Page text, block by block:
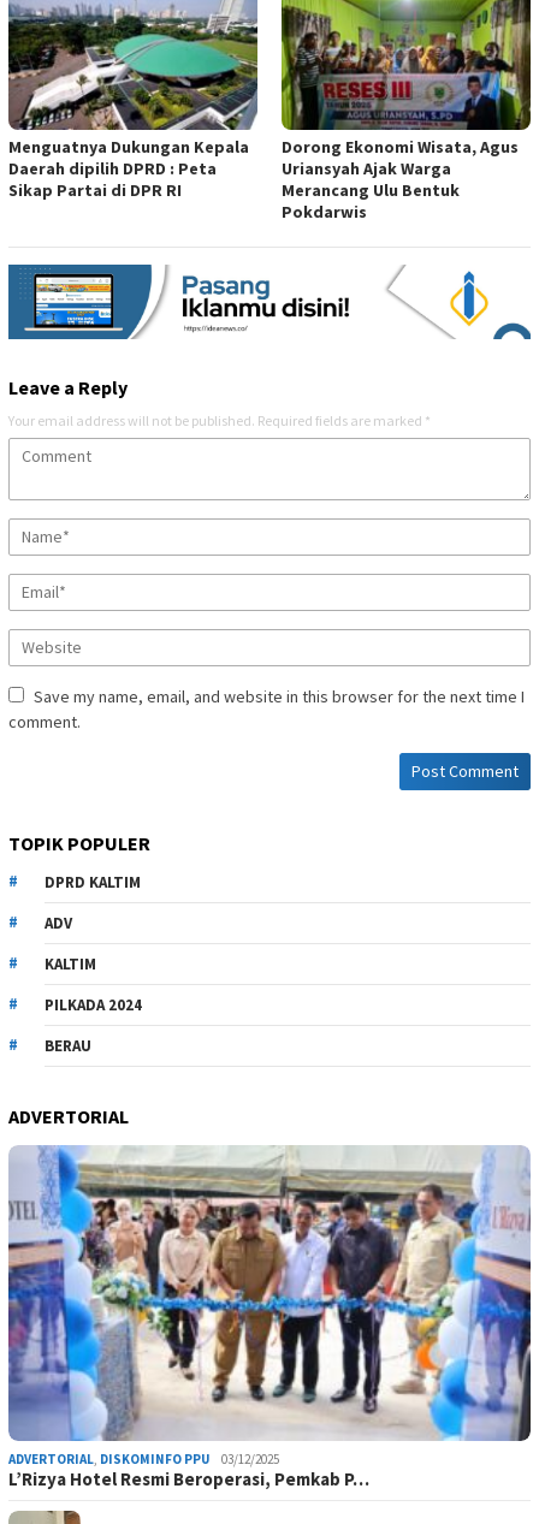
Menguatnya Dukungan Kepala
Daerah dipilih DPRD : Peta
Sikap Partai di DPR RI
Dorong Ekonomi Wisata, Agus
Uriansyah Ajak Warga
Merancang Ulu Bentuk
Pokdarwis
Leave a Reply
Your email address will not be published. Required fields are marked *
Save my name, email, and website in this browser for the next time I
comment.
TOPIK POPULER
DPRD KALTIM
ADV
KALTIM
PILKADA 2024
BERAU
ADVERTORIAL
ADVERTORIAL DISKOMINFO PPU 03/12/2025
L’Rizya Hotel Resmi Beroperasi, Pemkab P…